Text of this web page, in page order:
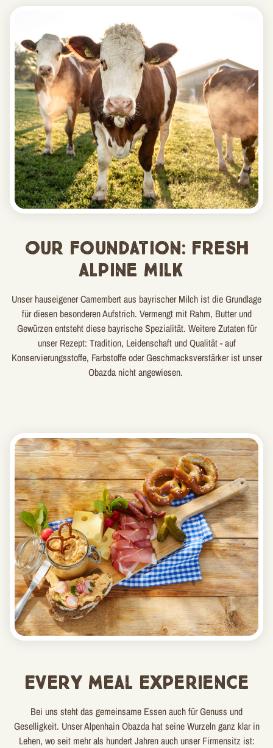
Our foundation: fresh
Alpine milk
Unser hauseigener Camembert aus bayrischer Milch ist die Grundlage
für diesen besonderen Aufstrich. Vermengt mit Rahm, Butter und
Gewürzen entsteht diese bayrische Spezialität. Weitere Zutaten für
unser Rezept: Tradition, Leidenschaft und Qualität - auf
Konservierungsstoffe, Farbstoffe oder Geschmacksverstärker ist unser
Obazda nicht angewiesen.
Every Meal Experience
Bei uns steht das gemeinsame Essen auch für Genuss und
Geselligkeit. Unser Alpenhain Obazda hat seine Wurzeln ganz klar in
Lehen, wo seit mehr als hundert Jahren auch unser Firmensitz ist: